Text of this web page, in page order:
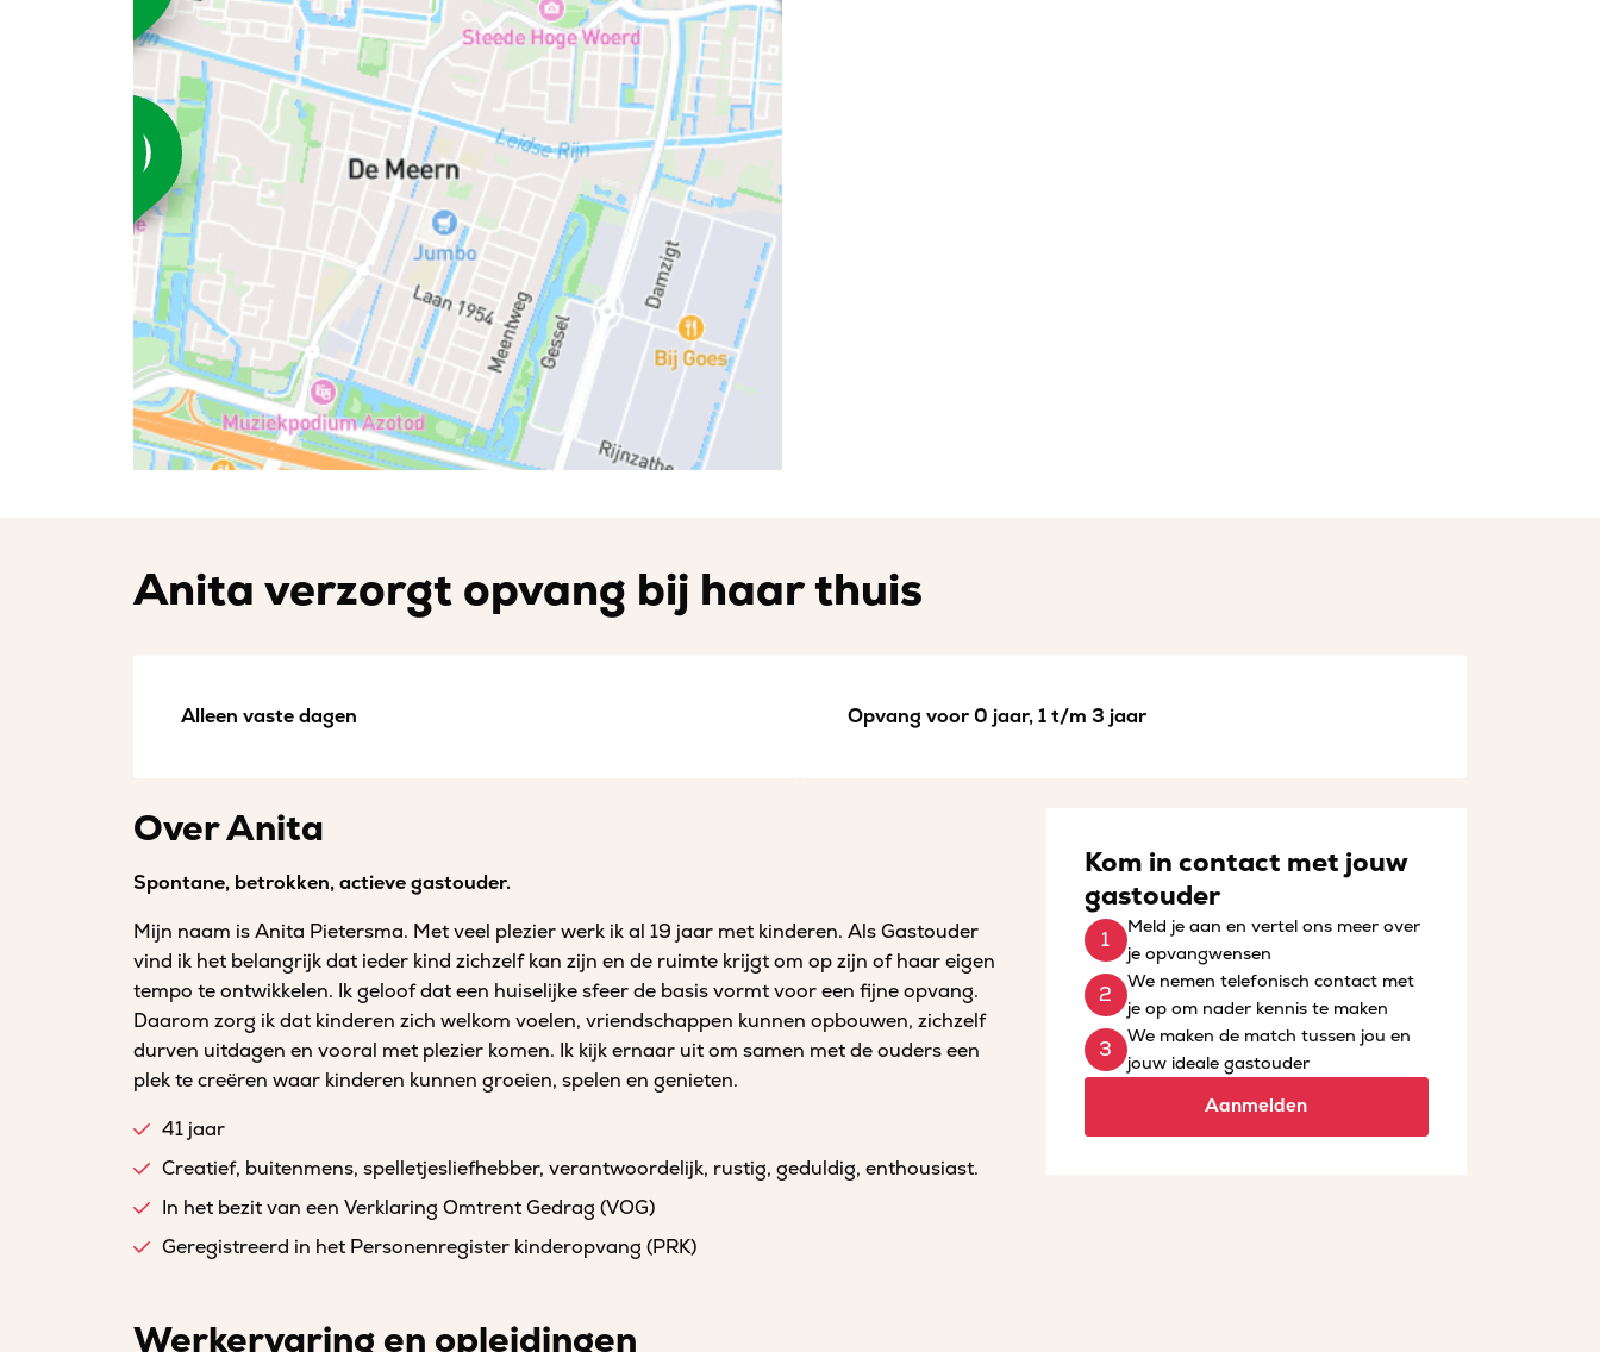
Anita verzorgt opvang bij haar thuis
Alleen vaste dagen Opvang voor 0 jaar, 1 t/m 3 jaar
Over Anita
Spontane, betrokken, actieve gastouder.
Mijn naam is Anita Pietersma. Met veel plezier werk ik al 19 jaar met kinderen. Als Gastouder
vind ik het belangrijk dat ieder kind zichzelf kan zijn en de ruimte krijgt om op zijn of haar eigen
tempo te ontwikkelen. Ik geloof dat een huiselijke sfeer de basis vormt voor een fijne opvang.
Daarom zorg ik dat kinderen zich welkom voelen, vriendschappen kunnen opbouwen, zichzelf
durven uitdagen en vooral met plezier komen. Ik kijk ernaar uit om samen met de ouders een
plek te creëren waar kinderen kunnen groeien, spelen en genieten.
41 jaar
Creatief, buitenmens, spelletjesliefhebber, verantwoordelijk, rustig, geduldig, enthousiast.
In het bezit van een Verklaring Omtrent Gedrag (VOG)
Geregistreerd in het Personenregister kinderopvang (PRK)
Kom in contact met jouw
gastouder
Meld je aan en vertel ons meer over
je opvangwensen
We nemen telefonisch contact met
je op om nader kennis te maken
We maken de match tussen jou en
jouw ideale gastouder
Aanmelden
Werkervaring en opleidingen